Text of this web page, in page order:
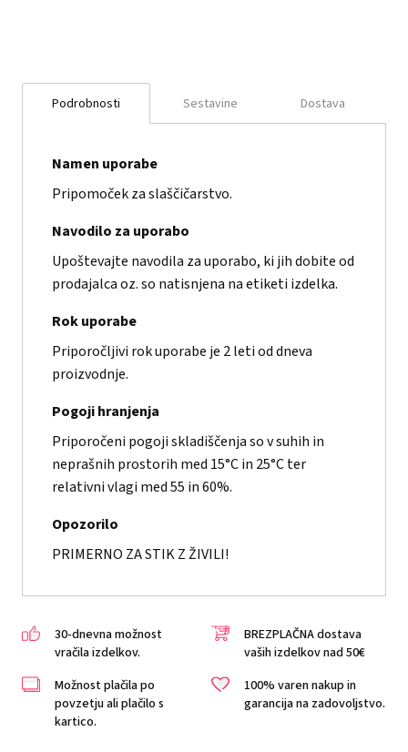
Podrobnosti Sestavine Dostava
Namen uporabe
Pripomoček za slaščičarstvo.
Navodilo za uporabo
Upoštevajte navodila za uporabo, ki jih dobite od
prodajalca oz. so natisnjena na etiketi izdelka.
Rok uporabe
Priporočljivi rok uporabe je 2 leti od dneva
proizvodnje.
Pogoji hranjenja
Priporočeni pogoji skladiščenja so v suhih in
neprašnih prostorih med 15°C in 25°C ter
relativni vlagi med 55 in 60%.
Opozorilo
PRIMERNO ZA STIK Z ŽIVILI!
30-dnevna možnost
vračila izdelkov.
BREZPLAČNA dostava
vaših izdelkov nad 50€
Možnost plačila po
povzetju ali plačilo s
kartico.
100% varen nakup in
garancija na zadovoljstvo.